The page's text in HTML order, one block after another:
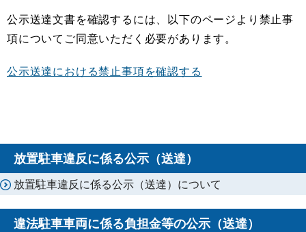
公示送達文書を確認するには、以下のページより禁止事
項についてご同意いただく必要があります。​
公示送達における禁止事項を確認する
放置駐車違反に係る公示（送達）
放置駐車違反に係る公示（送達）について
違法駐車車両に係る負担金等の公示（送達）